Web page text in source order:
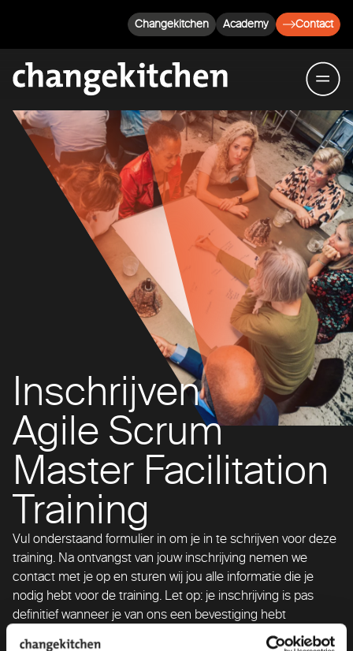
Changekitchen Academy Contact
Inschrijven
Agile Scrum
Master Facilitation
Training
Vul onderstaand formulier in om je in te schrijven voor deze
training. Na ontvangst van jouw inschrijving nemen we
contact met je op en sturen wij jou alle informatie die je
nodig hebt voor de training. Let op: je inschrijving is pas
definitief wanneer je van ons een bevestiging hebt